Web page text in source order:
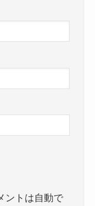
ントは自動で